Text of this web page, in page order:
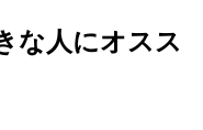
な人にオスス